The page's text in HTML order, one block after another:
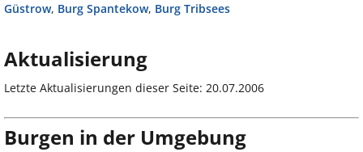
Güstrow, Burg Spantekow, Burg Tribsees
Aktualisierung
Letzte Aktualisierungen dieser Seite: 20.07.2006
Burgen in der Umgebung